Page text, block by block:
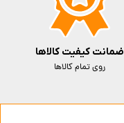
ضمانت کیفیت کالاها
روی تمام کالاها